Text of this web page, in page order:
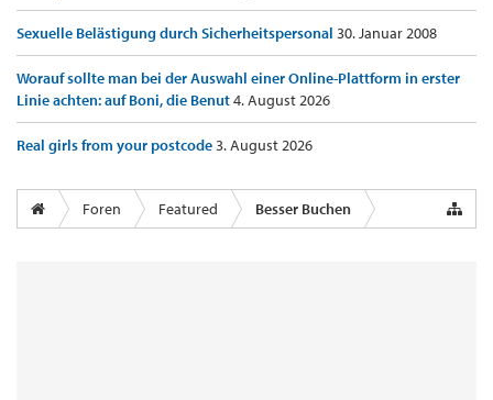
Sexuelle Belästigung durch Sicherheitspersonal 30. Januar 2008
Worauf sollte man bei der Auswahl einer Online-Plattform in erster
Linie achten: auf Boni, die Benut4. August 2026
Real girls from your postcode3. August 2026
Foren Featured Besser Buchen